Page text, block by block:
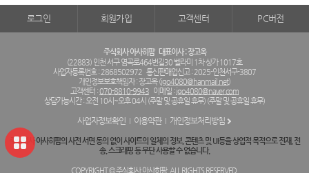
로그인 회원가입 고객센터 PC버전
주식회사 아사히팜 대표이사 : 장고옥
(22883) 인천 서구 염곡로464번길30 벨라미 1차 상가 1017호
사업자등록번호 : 2868502972 통신판매업신고 : 2025-인천서구-3807
개인정보보호책임자 : 장고옥 (jgo4080@hanmail.net)
고객센터 :070-8810-9943 이메일 : jgo4080@naver.com
상담가능시간 : 오전 10시~오후 04시 (주말 및 공휴일 휴무) (주말 및 공휴일 휴무)
사업자정보확인 이용약관 개인정보처리방침
주식회사 아사히팜의 사전 서면 동의 없이 사이트의 일체의 정보, 콘텐츠 및 UI등을 상업적 목적으로 전재, 전
송, 스크래핑 등 무단 사용할 수 없습니다.
COPYRIGHT © 주식회사 아사히팜. ALL RIGHTS RESERVED.